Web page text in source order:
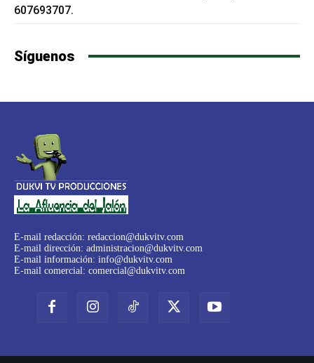
607693707.
Síguenos
E-mail redacción: redaccion@dukvitv.com
E-mail dirección: administracion@dukvitv.com
E-mail información: info@dukvitv.com
E-mail comercial: comercial@dukvitv.com